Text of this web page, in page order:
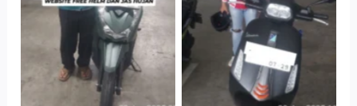
Parkir P6A
Parkir P6A